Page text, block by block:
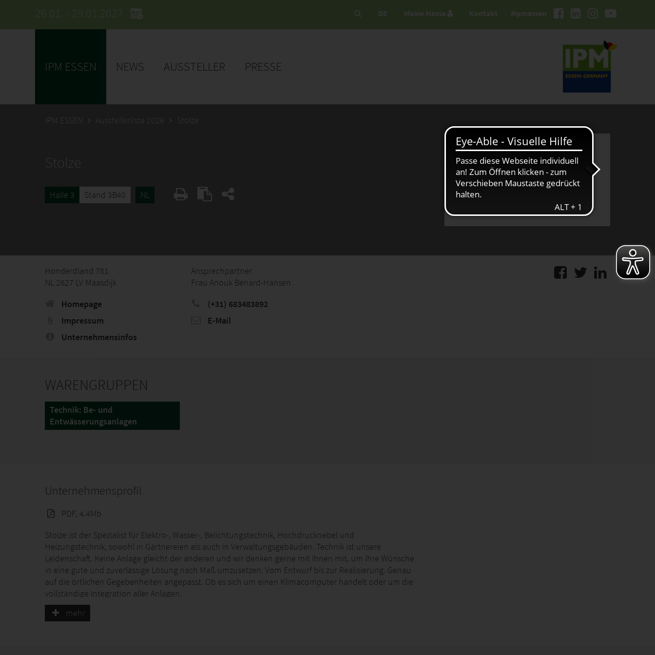
26.01. - 29.01.2027 #ipmessen
DE Meine Messe Kontakt
IPM ESSEN NEWS AUSSTELLER PRESSE
IPM ESSEN Ausstellerliste 2026 Stolze
Stolze
Halle 3 Stand 3B40 NL
Honderdland 781
NL 2627 LV Maasdijk
Homepage
Impressum
Unternehmensinfos
Ansprechpartner
Frau Anouk Benard-Hansen
(+31) 683483892
E-Mail
WARENGRUPPEN
Technik: Be- und
Entwässerungsanlagen
Unternehmensprofil
PDF, 4.4Mb
Stolze ist der Spezialist für Elektro-, Wasser-, Belichtungstechnik, Hochdrucknebel und
Heizungstechnik, sowohl in Gärtnereien als auch in Verwaltungsgebäuden. Technik ist unsere
Leidenschaft. Keine Anlage gleicht der anderen und wir denken gerne mit Ihnen mit, um Ihre Wünsche
in eine gute und zuverlässige Lösung nach Maß umzusetzen. Vom Entwurf bis zur Realisierung. Genau
auf die örtlichen Gegebenheiten angepasst. Ob es sich um einen Klimacomputer handelt oder um die
vollständige Integration aller Anlagen.
Die Installation führen wir in eigener Regie aus. Wir installieren hauptsächlich mit unseren eigenen
Spezialisten, unter Einbeziehung (örtlicher) Subunternehmer. Dabei arbeiten wir eng mit lokalen
mehr